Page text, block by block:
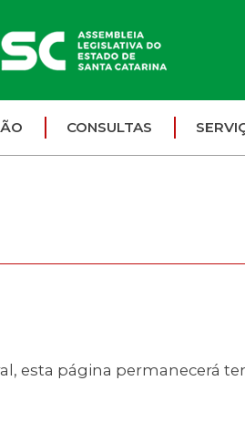
CONSULTAS
esta página permanecerá